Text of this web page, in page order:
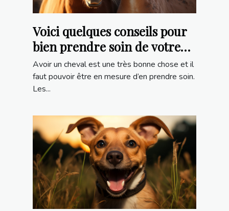
Voici quelques conseils pour
bien prendre soin de votre
poulain
Avoir un cheval est une très bonne chose et il
faut pouvoir être en mesure d’en prendre soin.
Les...